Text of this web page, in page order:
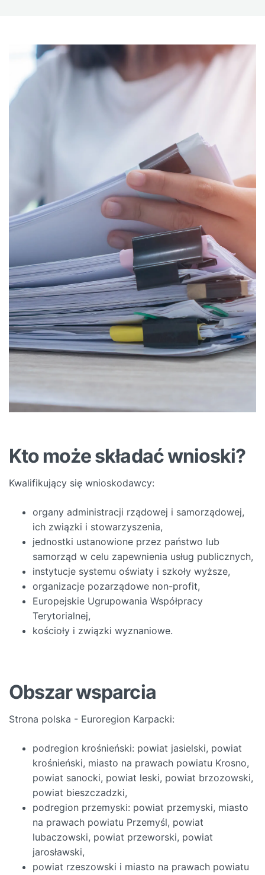
Kto może składać wnioski?
Kwalifikujący się wnioskodawcy:
organy administracji rządowej i samorządowej,
ich związki i stowarzyszenia,
jednostki ustanowione przez państwo lub
samorząd w celu zapewnienia usług publicznych,
instytucje systemu oświaty i szkoły wyższe,
organizacje pozarządowe non-profit,
Europejskie Ugrupowania Współpracy
Terytorialnej,
kościoły i związki wyznaniowe.
Obszar wsparcia
Strona polska - Euroregion Karpacki:
podregion krośnieński: powiat jasielski, powiat
krośnieński, miasto na prawach powiatu Krosno,
powiat sanocki, powiat leski, powiat brzozowski,
powiat bieszczadzki,
podregion przemyski: powiat przemyski, miasto
na prawach powiatu Przemyśl, powiat
lubaczowski, powiat przeworski, powiat
jarosławski,
powiat rzeszowski i miasto na prawach powiatu